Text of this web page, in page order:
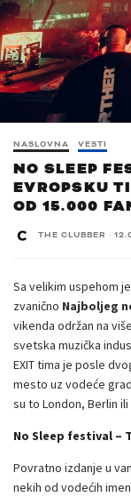
NASLOVNA VESTI
NO SLEEP
EVROPSKU
OD 15.000
THE CLUBBER ·
Sa velikim uspehom
zvanično Najboljeg
vikenda održan na
svetska muzička
EXIT tima je posle
mesto uz vodeće
su to London, Berlin
No Sleep festival –
Povratno izdanje u
nekih od vodećih